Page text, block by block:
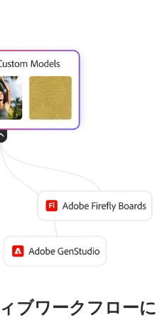
ブワークフローに